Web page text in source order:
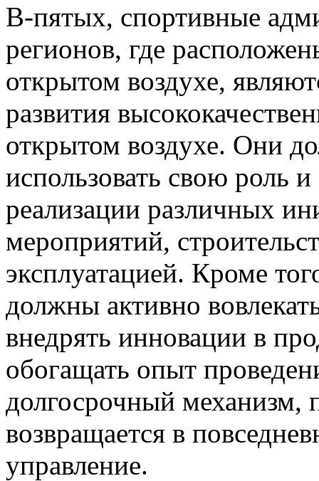
В-пятых, спортивные
регионов, где
открытом воздухе,
развития
открытом воздухе. Они
использовать свою роль и
реализации различных
мероприятий,
эксплуатацией. Кроме
должны активно
внедрять инновации в
обогащать опыт
долгосрочный механизм,
возвращается в
управление.